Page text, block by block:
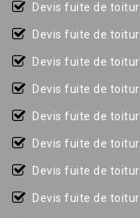
Devis fuite de
Devis fuite de
Devis fuite de
Devis fuite de
Devis fuite de
Devis fuite de
Devis fuite de
Devis fuite de